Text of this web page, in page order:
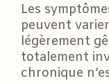
Les
peuvent
légèrement
totalement
chronique